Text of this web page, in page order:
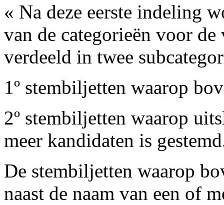
« Na deze eerste indeling
van de categorieën voor
verdeeld in twee
1º stembiljetten waarop
2º stembiljetten waarop
meer kandidaten is
De stembiljetten waarop
naast de naam van een of